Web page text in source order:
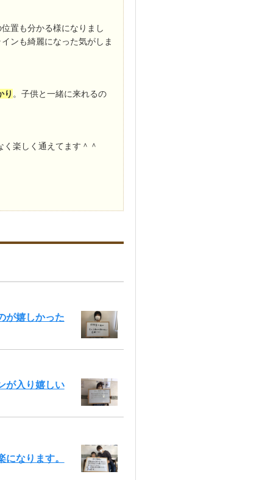
置も分かる様になりまし
ンも綺麗になった気がしま
り 。子供と一緒に来れるの
楽しく通えてます＾＾
が嬉しかった
が入り嬉しい
なります。